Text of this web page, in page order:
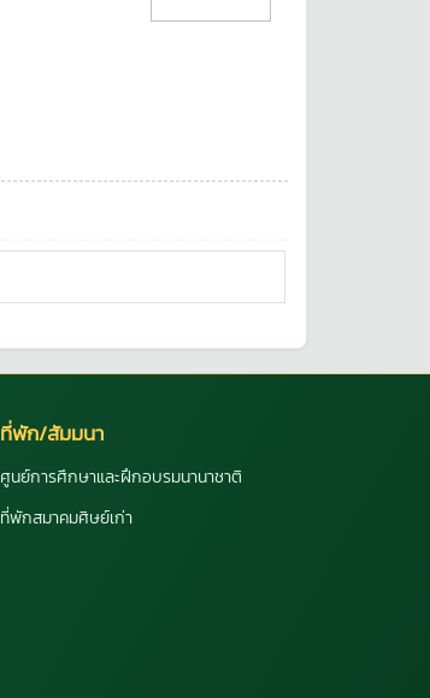
ที่พัก/สัมมนา
ศูนย์การศึกษาและฝึกอบรมนานาชาติ
ที่พักสมาคมศิษย์เก่า